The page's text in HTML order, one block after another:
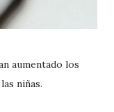
aumentado los
niñas.